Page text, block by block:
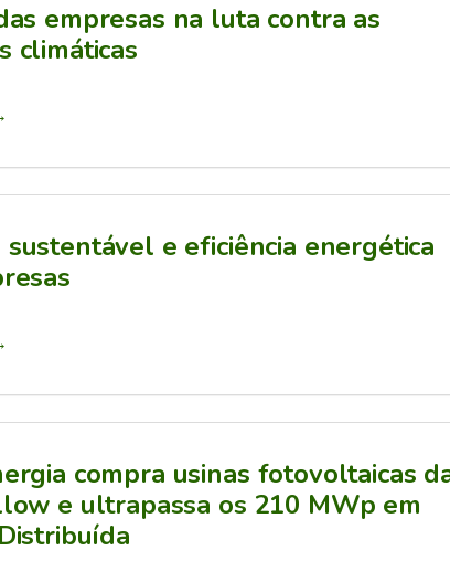
empresas na luta contra as
climáticas
sustentável e eficiência energética
compra usinas fotovoltaicas
e ultrapassa os 210 MWp em